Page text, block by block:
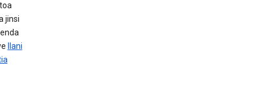
jinsi
Ilani